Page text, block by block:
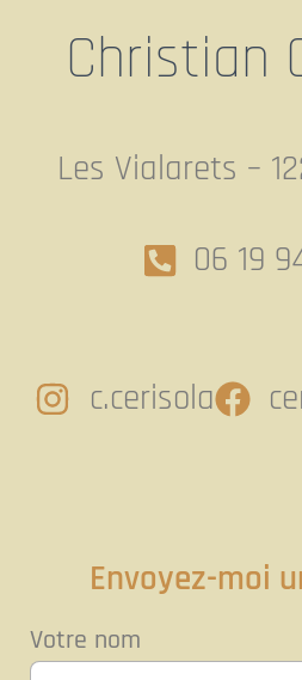
Christian
Les Vialarets –
06 19
c.cerisola
Envoyez-moi
Votre nom